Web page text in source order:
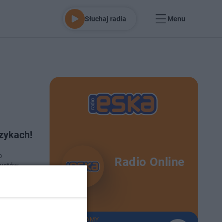
Słuchaj radia Menu
Radio Online
TERAZ GRAMY